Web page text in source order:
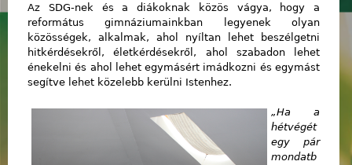
Az SDG-nek és a diákoknak közös vágya, hogy a
református gimnáziumainkban legyenek olyan
közösségek, alkalmak, ahol nyíltan lehet beszélgetni
hitkérdésekről, életkérdésekről, ahol szabadon lehet
énekelni és ahol lehet egymásért imádkozni és egymást
segítve lehet közelebb kerülni Istenhez.
„Ha a
hétvégét
egy pár
mondatb